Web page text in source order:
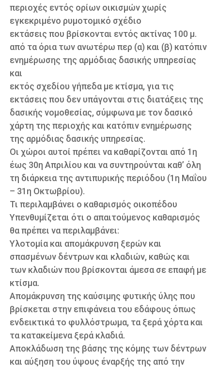
περιοχές εντός ορίων οικισμών χωρίς
εγκεκριμένο ρυμοτομικό σχέδιο
εκτάσεις που βρίσκονται εντός ακτίνας 100 μ.
από τα όρια των ανωτέρω περ (α) και (β) κατόπιν
ενημέρωσης της αρμόδιας δασικής υπηρεσίας
και
εκτός σχεδίου γήπεδα με κτίσμα, για τις
εκτάσεις που δεν υπάγονται στις διατάξεις της
δασικής νομοθεσίας, σύμφωνα με τον δασικό
χάρτη της περιοχής και κατόπιν ενημέρωσης
της αρμόδιας δασικής υπηρεσίας.
Οι χώροι αυτοί πρέπει να καθαρίζονται από 1η
έως 30η Απριλίου και να συντηρούνται καθ’ όλη
τη διάρκεια της αντιπυρικής περιόδου (1η Μαΐου
– 31η Οκτωβρίου).
Τι περιλαμβάνει ο καθαρισμός οικοπέδου
Υπενθυμίζεται ότι ο απαιτούμενος καθαρισμός
θα πρέπει να περιλαμβάνει:
Υλοτομία και απομάκρυνση ξερών και
σπασμένων δέντρων και κλαδιών, καθώς και
των κλαδιών που βρίσκονται άμεσα σε επαφή με
κτίσμα.
Απομάκρυνση της καύσιμης φυτικής ύλης που
βρίσκεται στην επιφάνεια του εδάφους όπως
ενδεικτικά το φυλλόστρωμα, τα ξερά χόρτα και
τα κατακείμενα ξερά κλαδιά.
Αποκλάδωση της βάσης της κόμης των δέντρων
και αύξηση του ύψους έναρξής της από την